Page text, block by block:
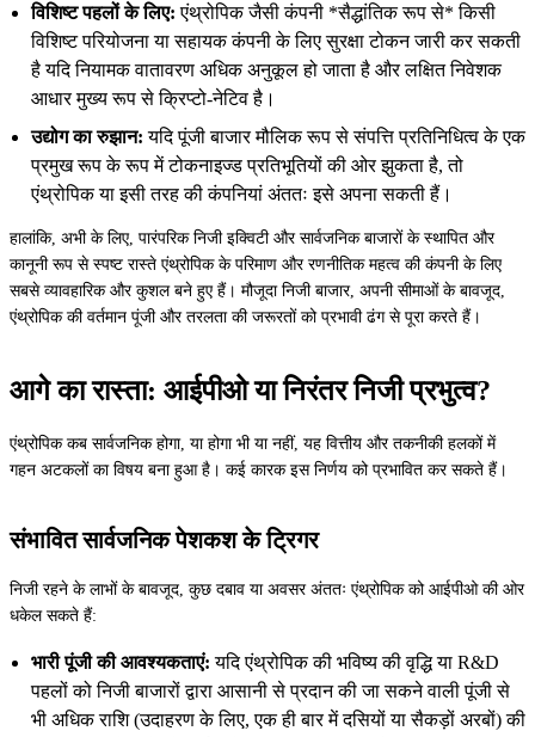
विशिष्ट पहलों के लिए: एंथ्रोपिक जैसी कंपनी *सैद्धांतिक रूप से* किसी
विशिष्ट परियोजना या सहायक कंपनी के लिए सुरक्षा टोकन जारी कर सकती
है यदि नियामक वातावरण अधिक अनुकूल हो जाता है और लक्षित निवेशक
आधार मुख्य रूप से क्रिप्टो-नेटिव है।
उद्योग का रुझान: यदि पूंजी बाजार मौलिक रूप से संपत्ति प्रतिनिधित्व के एक
प्रमुख रूप के रूप में टोकनाइज्ड प्रतिभूतियों की ओर झुकता है, तो
एंथ्रोपिक या इसी तरह की कंपनियां अंततः इसे अपना सकती हैं।
हालांकि, अभी के लिए, पारंपरिक निजी इक्विटी और सार्वजनिक बाजारों के स्थापित और
कानूनी रूप से स्पष्ट रास्ते एंथ्रोपिक के परिमाण और रणनीतिक महत्व की कंपनी के लिए
सबसे व्यावहारिक और कुशल बने हुए हैं। मौजूदा निजी बाजार, अपनी सीमाओं के बावजूद,
एंथ्रोपिक की वर्तमान पूंजी और तरलता की जरूरतों को प्रभावी ढंग से पूरा करते हैं।
आगे का रास्ता: आईपीओ या निरंतर निजी प्रभुत्व?
एंथ्रोपिक कब सार्वजनिक होगा, या होगा भी या नहीं, यह वित्तीय और तकनीकी हलकों में
गहन अटकलों का विषय बना हुआ है। कई कारक इस निर्णय को प्रभावित कर सकते हैं।
संभावित सार्वजनिक पेशकश के ट्रिगर
निजी रहने के लाभों के बावजूद, कुछ दबाव या अवसर अंततः एंथ्रोपिक को आईपीओ की ओर
धकेल सकते हैं:
भारी पूंजी की आवश्यकताएं: यदि एंथ्रोपिक की भविष्य की वृद्धि या R&D
पहलों को निजी बाजारों द्वारा आसानी से प्रदान की जा सकने वाली पूंजी से
भी अधिक राशि (उदाहरण के लिए, एक ही बार में दसियों या सैकड़ों अरबों) की